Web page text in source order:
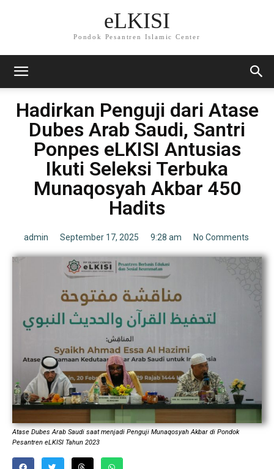
eLKISI
Pondok Pesantren Islamic Center
Hadirkan Penguji dari Atase
Dubes Arab Saudi, Santri
Ponpes eLKISI Antusias
Ikuti Seleksi Terbuka
Munaqosyah Akbar 450
Hadits
admin September 17, 2025 9:28 am No Comments
Atase Dubes Arab Saudi saat menjadi Penguji Munaqosyah Akbar di Pondok
Pesantren eLKISI Tahun 2023